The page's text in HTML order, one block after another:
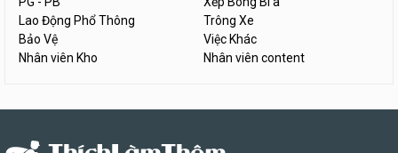
Lao Động Phổ Thông
Trông Xe
Bảo Vệ
Việc Khác
Nhân viên Kho
Nhân viên content